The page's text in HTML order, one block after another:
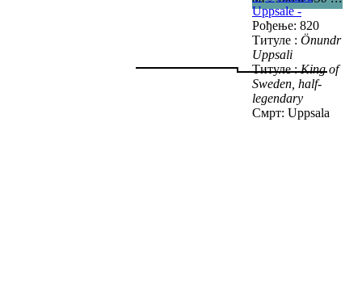
Uppsale -
Рођење: 820
Титуле : Önundr
Uppsali
Титуле :King of
Sweden, half-
legendary
Смрт: Uppsala